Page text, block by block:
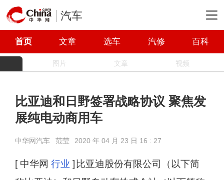
汽车
首页 文章 选车 汽修 百科
图片 文章 视频
比亚迪和日野签署战略协议 聚焦发
展纯电动商用车
中华网汽车 范莹 2020 年 04 月 23 日 16 : 27
[ 中华网 行业 ] 比亚迪股份有限公司（以下简